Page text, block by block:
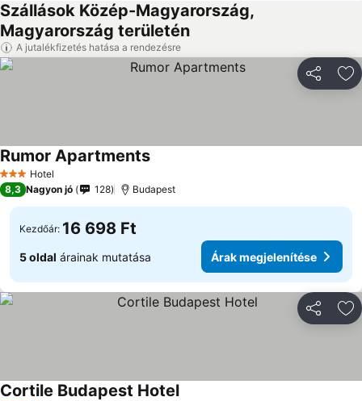
Szállások Közép-Magyarország,
Magyarország területén
A jutalékfizetés hatása a rendezésre
3 Kategória
Hotel
Rumor Apartments
8,3 Nagyon jó 128 Budapest
Kezdőár: 16 698 Ft
5 oldal árainak mutatása Árak megjelenítése
Cortile Budapest Hotel